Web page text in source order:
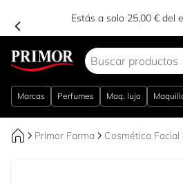
Estás a solo 25,00 € del
Marcas Perfumes Maq. lujo
Primor Farma Cosmética